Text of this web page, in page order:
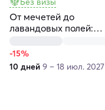
От мечетей до
лавандовых полей:
-15%
10 дней 9 – 18 июл. 2027